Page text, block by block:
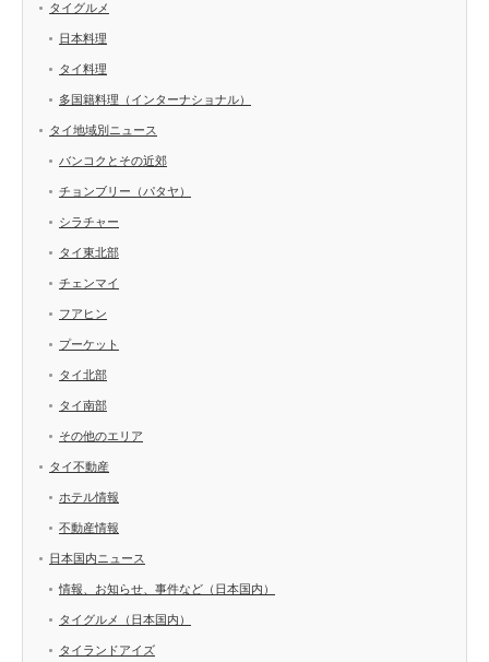
タイグルメ
日本料理
タイ料理
多国籍料理（インターナショナル）
タイ地域別ニュース
バンコクとその近郊
チョンブリー（パタヤ）
シラチャー
タイ東北部
チェンマイ
フアヒン
プーケット
タイ北部
タイ南部
その他のエリア
タイ不動産
ホテル情報
不動産情報
日本国内ニュース
情報、お知らせ、事件など（日本国内）
タイグルメ（日本国内）
タイランドアイズ